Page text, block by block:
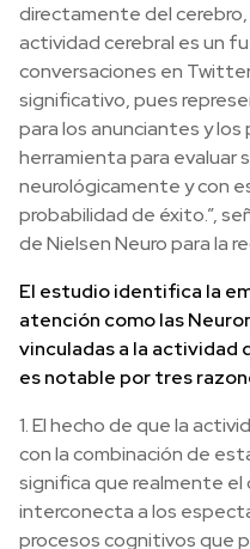
directamente del cerebro,
actividad cerebral es un
conversaciones en
significativo, pues
para los anunciantes y
herramienta para evaluar
neurológicamente y con
probabilidad de éxito.”,
de Nielsen Neuro para la
El estudio identifica la
atención como las
vinculadas a la
es notable por tres
1. El hecho de que la
con la combinación de
significa que realmente
interconecta a los
procesos cognitivos que